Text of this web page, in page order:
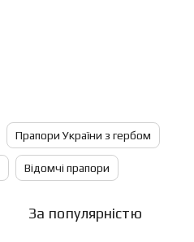
Прапори України з гербом
Відомчі прапори
За популярністю